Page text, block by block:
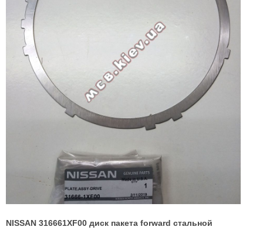
NISSAN 316661XF00 диск пакета forward стальной